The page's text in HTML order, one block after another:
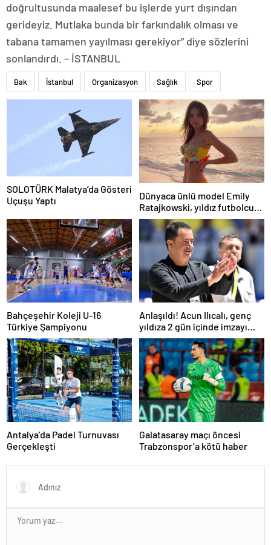
doğrultusunda maalesef bu işlerde yurt dışından
gerideyiz. Mutlaka bunda bir farkındalık olması ve
tabana tamamen yayılması gerekiyor” diye sözlerini
sonlandırdı. – İSTANBUL
Bak İstanbul Organizasyon Sağlık Spor
SOLOTÜRK Malatya’da Gösteri
Uçuşu Yaptı
Dünyaca ünlü model Emily
Ratajkowski, yıldız futbolcuya
hayranlığını ilan etti
Bahçeşehir Koleji U-16
Türkiye Şampiyonu
Anlaşıldı! Acun Ilıcalı, genç
yıldıza 2 gün içinde imzayı
attırıyor
Antalya’da Padel Turnuvası
Gerçekleşti
Galatasaray maçı öncesi
Trabzonspor’a kötü haber